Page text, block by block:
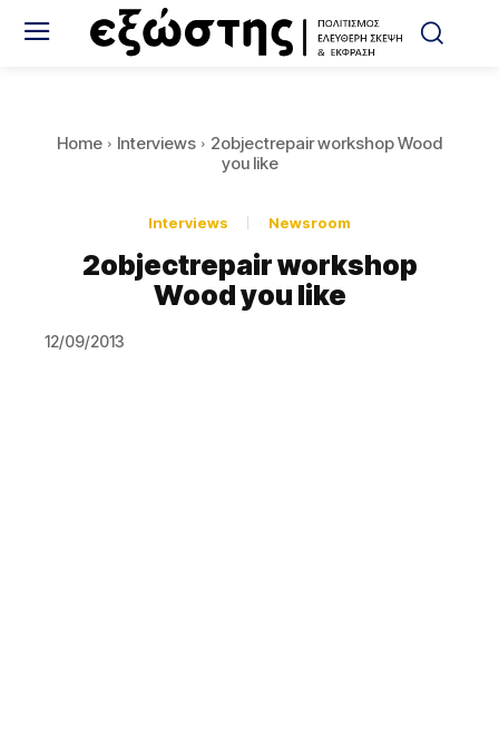
Home Interviews
2objectrepair workshop Wood
you like
Interviews Newsroom
2objectrepair workshop
Wood you like
12/09/2013